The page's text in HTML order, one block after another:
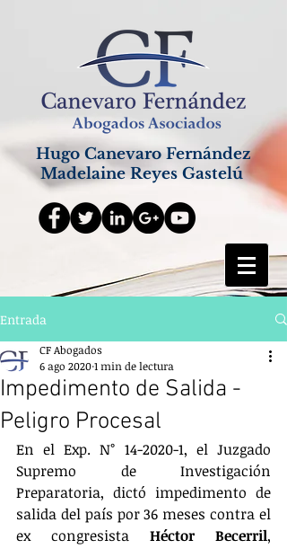
Hugo Canevaro Fernández
Madelaine Reyes Gastelú
Entrada
Impedimento de Salida -
Peligro Procesal
CF Abogados
6 ago 20201 min de lectura
En el Exp. N° 14-2020-1, el Juzgado
Supremo de Investigación
Preparatoria, dictó impedimento de
salida del país por 36 meses contra el
ex congresista Héctor Becerril,